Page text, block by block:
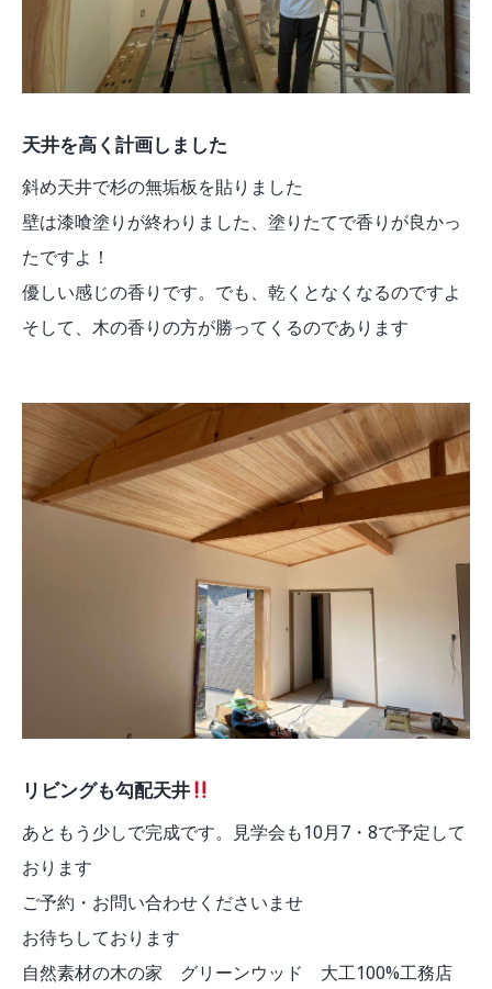
天井を高く計画しました
斜め天井で杉の無垢板を貼りました
壁は漆喰塗りが終わりました、塗りたてで香りが良かっ
たですよ！
優しい感じの香りです。でも、乾くとなくなるのですよ
そして、木の香りの方が勝ってくるのであります
リビングも勾配天井
あともう少しで完成です。見学会も10月7・8で予定して
おります
ご予約・お問い合わせくださいませ
お待ちしております
自然素材の木の家 グリーンウッド 大工100%工務店